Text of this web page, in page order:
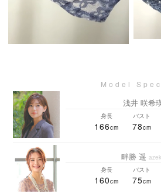
浅井 咲希
身長
166
バスト
78
畔勝 遥
身長
160
バスト
75